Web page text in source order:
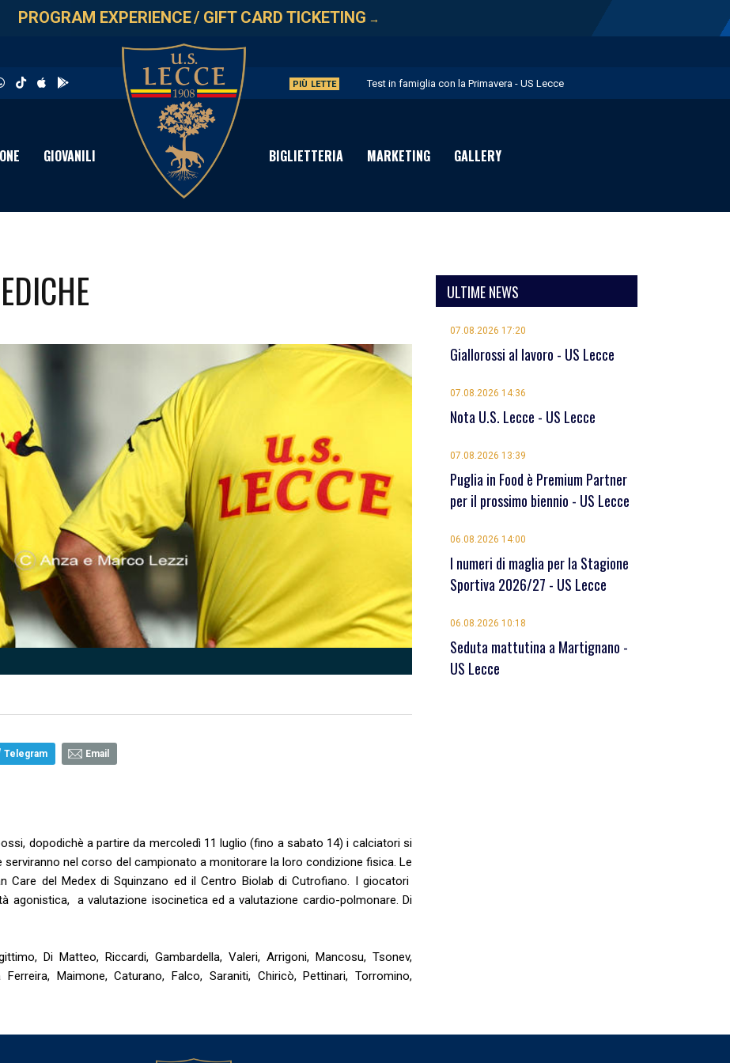
PROGRAM EXPERIENCE/ GIFT CARD TICKETING →
PIÙ LETTE Test in famiglia con la Primavera - US Lecce
Geubbels in giallorosso - US Lecce
Aratravel è Premium Partner per la stagione 2026/27 - US Lecce
GIOVANILI BIGLIETTERIA MARKETING GALLERY
Telegram Email
dopodichè a partire da mercoledì 11 luglio (fino a sabato 14) i calciatori si
nel corso del campionato a monitorare la loro condizione fisica. Le
Care del Medex di Squinzano ed il Centro Biolab di Cutrofiano. I giocatori
agonistica, a valutazione isocinetica ed a valutazione cardio-polmonare. Di
Di Matteo, Riccardi, Gambardella, Valeri, Arrigoni, Mancosu, Tsonev,
Maimone, Caturano, Falco, Saraniti, Chiricò, Pettinari, Torromino,
ULTIME NEWS
07.08.2026 17:20
Giallorossi al lavoro - US Lecce
07.08.2026 14:36
Nota U.S. Lecce - US Lecce
07.08.2026 13:39
Puglia in Food è Premium Partner
per il prossimo biennio - US Lecce
06.08.2026 14:00
I numeri di maglia per la Stagione
Sportiva 2026/27 - US Lecce
06.08.2026 10:18
Seduta mattutina a Martignano -
US Lecce